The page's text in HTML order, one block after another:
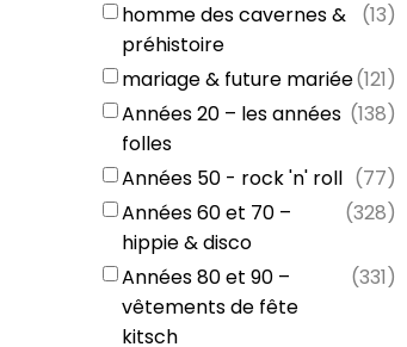
homme des cavernes &
préhistoire
(13)
mariage & future mariée(121)
Années 20 – les années
folles
(138)
Années 50 - rock 'n' roll (77)
Années 60 et 70 –
hippie & disco
(328)
Années 80 et 90 –
vêtements de fête
kitsch
(331)